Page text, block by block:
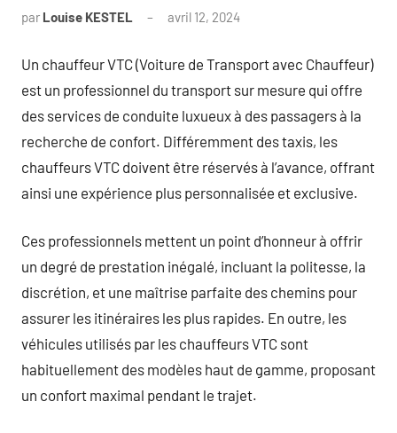
par Louise KESTEL avril 12, 2024
Un chauffeur VTC (Voiture de Transport avec Chauffeur)
est un professionnel du transport sur mesure qui offre
des services de conduite luxueux à des passagers à la
recherche de confort. Différemment des taxis, les
chauffeurs VTC doivent être réservés à l’avance, offrant
ainsi une expérience plus personnalisée et exclusive.
Ces professionnels mettent un point d’honneur à offrir
un degré de prestation inégalé, incluant la politesse, la
discrétion, et une maîtrise parfaite des chemins pour
assurer les itinéraires les plus rapides. En outre, les
véhicules utilisés par les chauffeurs VTC sont
habituellement des modèles haut de gamme, proposant
un confort maximal pendant le trajet.